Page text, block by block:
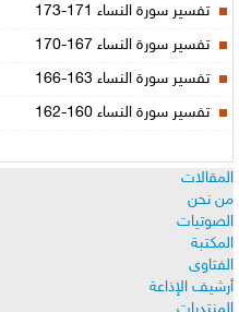
تفسير سورة النساء 171-173
تفسير سورة النساء 167-170
تفسير سورة النساء 163-166
تفسير سورة النساء 160-162
المقالات
من نحن
الصوتيات
المكتبة
الفتاوى
أرشيف الإذاعة